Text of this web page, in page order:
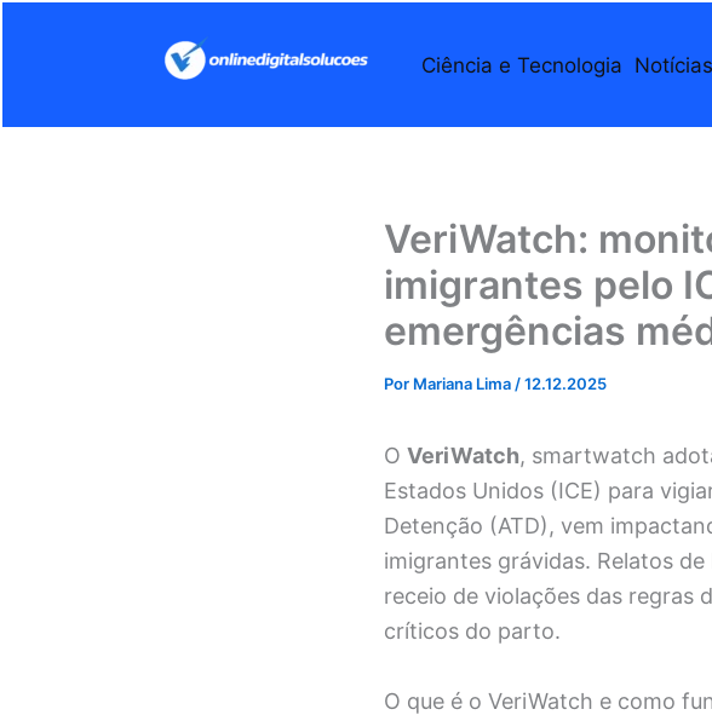
conteúdo
Ciência e Tecnologia Notícias
VeriWatch:
imigrantes pelo
emergências
Por Mariana Lima /12.12.2025
O VeriWatch, smartwatch
Estados Unidos (ICE) para
Detenção (ATD), vem
imigrantes grávidas. Relatos
receio de violações das regras
críticos do parto.
O que é o VeriWatch e como